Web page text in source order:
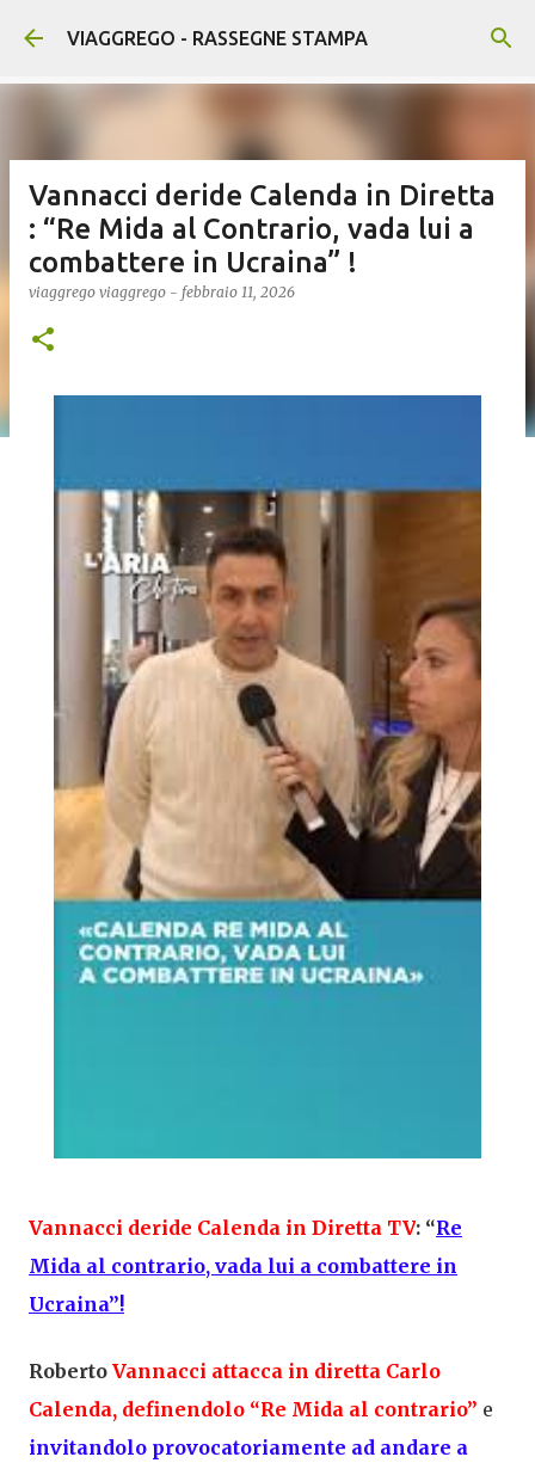
Passa ai contenuti principali
VIAGGREGO - RASSEGNE STAMPA
Vannacci deride Calenda in Diretta
: “Re Mida al Contrario, vada lui a
combattere in Ucraina” !
viaggrego viaggrego - febbraio 11, 2026
Vannacci deride Calenda in Diretta TV: “Re
Mida al contrario, vada lui a combattere in
Ucraina”!
Roberto Vannacci attacca in diretta Carlo
Calenda, definendolo “Re Mida al contrario” e
invitandolo provocatoriamente ad andare a